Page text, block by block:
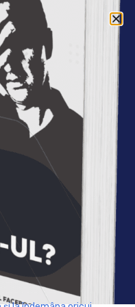
Gabi Urda
comunicare si